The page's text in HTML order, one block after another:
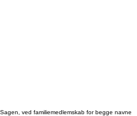
ved familiemedlemskab for begge navne